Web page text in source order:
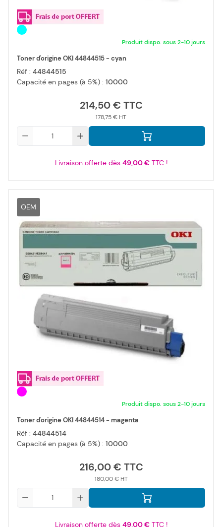
Produit dispo. sous 2-10 jours
Toner d'origine OKI 44844515 - cyan
Réf : 44844515
Capacité en pages (à 5%) : 10000
214,50 €
178,75 €
Livraison offerte dès 49,00 €TTC !
OEM
Produit dispo. sous 2-10 jours
Toner d'origine OKI 44844514 - magenta
Réf : 44844514
Capacité en pages (à 5%) : 10000
216,00 €
180,00 €
Livraison offerte dès 49,00 €TTC !